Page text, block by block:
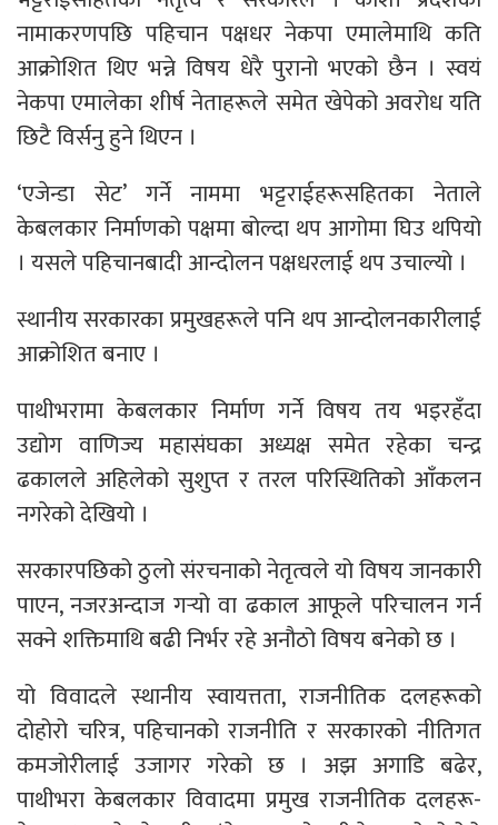
नामाकरणपछि पहिचान पक्षधर नेकपा एमालेमाथि कति
आक्रोशित थिए भन्ने विषय धेरै पुरानो भएको छैन । स्वयं
नेकपा एमालेका शीर्ष नेताहरूले समेत खेपेको अवरोध यति
छिटै विर्सनु हुने थिएन ।
‘एजेन्डा सेट’ गर्ने नाममा भट्टराईहरूसहितका नेताले
केबलकार निर्माणको पक्षमा बोल्दा थप आगोमा घिउ थपियो
। यसले पहिचानबादी आन्दोलन पक्षधरलाई थप उचाल्यो ।
स्थानीय सरकारका प्रमुखहरूले पनि थप आन्दोलनकारीलाई
आक्रोशित बनाए ।
पाथीभरामा केबलकार निर्माण गर्ने विषय तय भइरहँदा
उद्योग वाणिज्य महासंघका अध्यक्ष समेत रहेका चन्द्र
ढकालले अहिलेको सुशुप्त र तरल परिस्थितिको आँकलन
नगरेको देखियो ।
सरकारपछिको ठुलो संरचनाको नेतृत्वले यो विषय जानकारी
पाएन, नजरअन्दाज गर्‍यो वा ढकाल आफूले परिचालन गर्न
सक्ने शक्तिमाथि बढी निर्भर रहे अनौठो विषय बनेको छ ।
यो विवादले स्थानीय स्वायत्तता, राजनीतिक दलहरूको
दोहोरो चरित्र, पहिचानको राजनीति र सरकारको नीतिगत
कमजोरीलाई उजागर गरेको छ । अझ अगाडि बढेर,
पाथीभरा केबलकार विवादमा प्रमुख राजनीतिक दलहरू-